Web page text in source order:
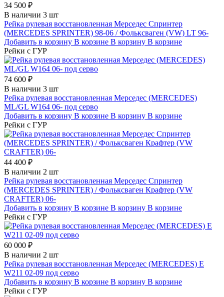
34 500 ₽
В наличии 3 шт
Рейка рулевая восстановленная Мерседес Спринтер
(MERCEDES SPRINTER) 98-06 / Фольксваген (VW) LT 96-
Добавить в корзину В корзине В корзину В корзине
Рейки с ГУР
74 600 ₽
В наличии 3 шт
Рейка рулевая восстановленная Мерседес (MERCEDES)
ML/GL W164 06- под серво
Добавить в корзину В корзине В корзину В корзине
Рейки с ГУР
44 400 ₽
В наличии 2 шт
Рейка рулевая восстановленная Мерседес Спринтер
(MERCEDES SPRINTER) / Фольксваген Крафтер (VW
CRAFTER) 06-
Добавить в корзину В корзине В корзину В корзине
Рейки с ГУР
60 000 ₽
В наличии 2 шт
Рейка рулевая восстановленная Мерседес (MERCEDES) E
W211 02-09 под серво
Добавить в корзину В корзине В корзину В корзине
Рейки с ГУР